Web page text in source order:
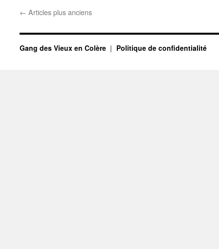
2
← Articles plus anciens
Gang des Vieux en Colère Politique de confidentialité